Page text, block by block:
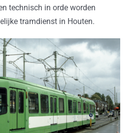
technisch in orde worden
tramdienst in Houten.